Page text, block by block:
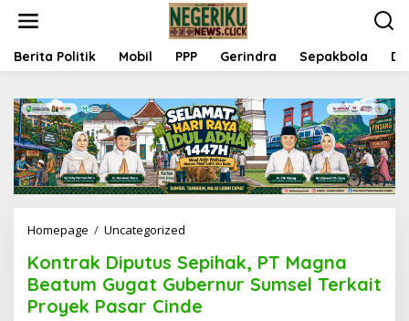
t
Berita Politik Mobil PPP Gerindra Sepakbola
Homepage / Uncategorized
n
t
r
a
Kontrak Diputus Sepihak, PT Magna
Beatum Gugat Gubernur Sumsel Terkait
Proyek Pasar Cinde